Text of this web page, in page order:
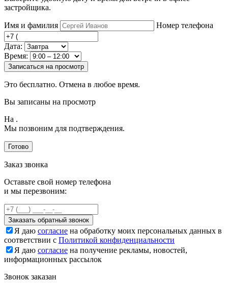
застройщика.
Имя и фамилия Номер телефона
Дата:
Время:
Записаться на просмотр
Это бесплатно. Отмена в любое время.
Вы записаны на просмотр
На .
Мы позвоним для подтверждения.
Готово
Заказ звонка
Оставьте свой номер телефона
и мы перезвоним:
Заказать обратный звонок
Я даю согласие на обработку моих персональных данных в
соответствии с Политикой конфиденциальности
Я даю согласие на получение рекламы, новостей,
информационных рассылок
Звонок заказан